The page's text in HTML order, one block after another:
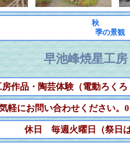
工房
季の景観
早池峰焼星
作品・陶芸体験（電動ろくろ
軽にお問い合わせください。
休日 毎週火曜日（祭日